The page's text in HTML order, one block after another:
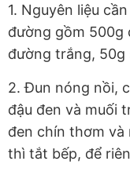
1. Nguyên liệu
đường gồm 500g
đường trắng, 50g
2. Đun nóng nồi,
đậu đen và muối
đen chín thơm
thì tắt bếp, để